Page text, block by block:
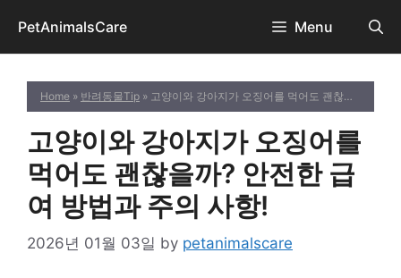
content
PetAnimalsCare Menu
Home » 반려동물Tip » 고양이와 강아지가 오징어를 먹어도 괜찮을까? 안전한 급여 방법과 주의 사항!
고양이와 강아지가 오징어를
먹어도 괜찮을까? 안전한 급
여 방법과 주의 사항!
2026년 01월 03일 by petanimalscare